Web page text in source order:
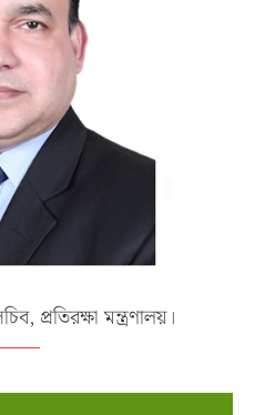
প্রতিরক্ষা মন্ত্রণালয়।